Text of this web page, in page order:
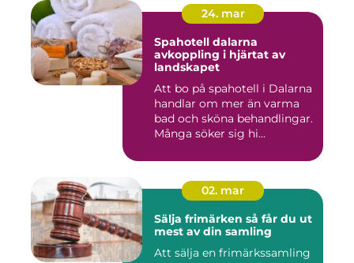
24. mar
Spahotell dalarna
avkoppling i hjärtat av
landskapet
Att bo på spahotell i Dalarna
handlar om mer än varma
bad och sköna behandlingar.
Många söker sig hi...
02. mar
Sälja frimärken så får du ut
mest av din samling
Att sälja en frimärkssamling